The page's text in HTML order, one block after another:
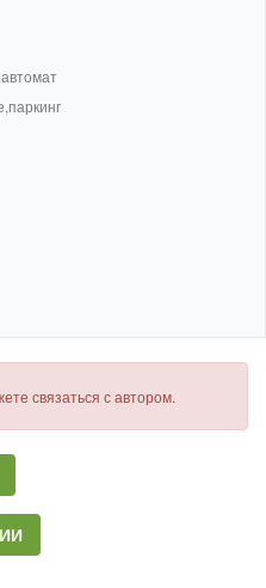
связаться с автором.